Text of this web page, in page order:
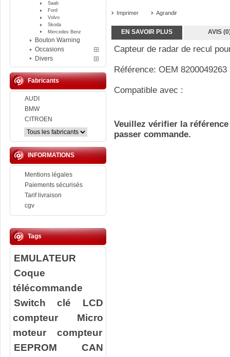
Saab
Ford
Volvo
Skoda
Mercedes Benz
Bouton Warning
Occasions
Divers
Fabricants
AUDI
BMW
CITROEN
INFORMATIONS
Mentions légales
Paiements sécurisés
Tarif livraison
cgv
Tags
EMULATEUR
Coque
télécommande
Switch clé
LCD
compteur
Micro
moteur compteur
EEPROM
CAN
Imprimer Agrandir
EN SAVOIR PLUS AVIS
Capteur de radar de recul
Référence: OEM 8200049263
Compatible avec :
Veuillez vérifier la
passer commande.